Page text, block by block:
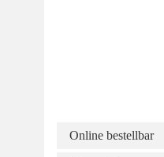
Online bestellbar